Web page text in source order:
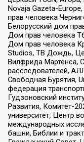
Novaja Gazeta-
прав человека
Белорусский дом
Дом прав человека
Дом прав человека
Studios, ТВ Дождь,
Вилфрида Мартенса,
расследователей,
Свободная Бурятия,
федерация
Гудзоновский
Развития, Комитет-
университет, Центр
международных
башни, Библии и